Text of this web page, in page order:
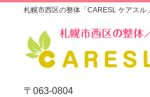
札幌市西区の整体「CARESL ケアスル」
〒063-0804